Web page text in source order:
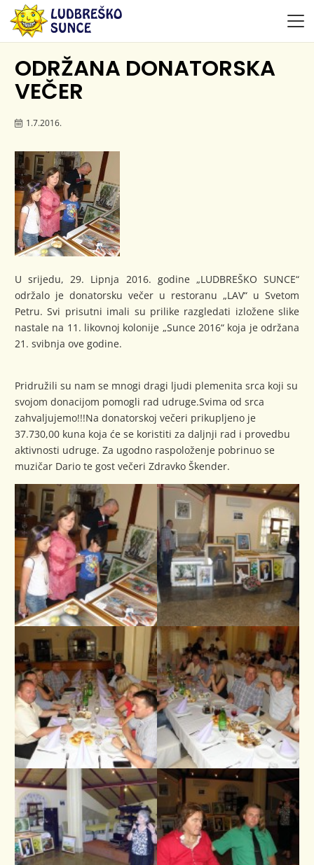
ODRŽANA DONATORSKA
VEČER
1.7.2016.
U srijedu, 29. Lipnja 2016. godine „LUDBREŠKO SUNCE“
održalo je donatorsku večer u restoranu „LAV“ u Svetom
Petru. Svi prisutni imali su prilike razgledati izložene slike
nastale na 11. likovnoj kolonije „Sunce 2016“ koja je održana
21. svibnja ove godine.
Pridružili su nam se mnogi dragi ljudi plemenita srca koji su
svojom donacijom pomogli rad udruge.Svima od srca
zahvaljujemo!!!Na donatorskoj večeri prikupljeno je
37.730,00 kuna koja će se koristiti za daljnji rad i provedbu
aktivnosti udruge. Za ugodno raspoloženje pobrinuo se
muzičar Dario te gost večeri Zdravko Škender.